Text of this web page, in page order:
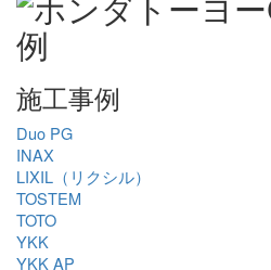
施工事例
Duo PG
INAX
LIXIL（リクシル）
TOSTEM
TOTO
YKK
YKK AP